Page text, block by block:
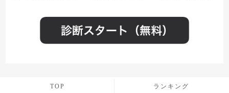
TOP ランキング